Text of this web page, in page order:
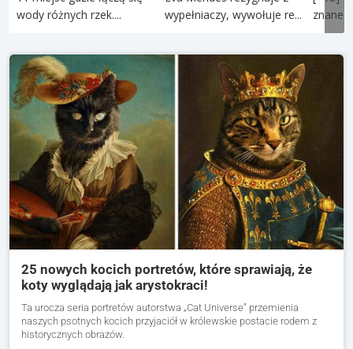
wody różnych rzek....
wypełniaczy, wywołuje re...
znane
25 nowych kocich portretów, które sprawiają, że
koty wyglądają jak arystokraci!
Ta urocza seria portretów autorstwa „Cat Universe” przemienia
naszych psotnych kocich przyjaciół w królewskie postacie rodem z
historycznych obrazów.